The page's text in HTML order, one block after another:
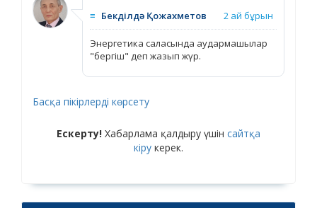
≡ Бекділдә Қожахметов 2 ай бұрын
Энергетика саласында аудармашылар
"бергіш" деп жазып жүр.
Басқа пікірлерді көрсету
Ескерту! Хабарлама қалдыру үшін сайтқа
кіру керек.